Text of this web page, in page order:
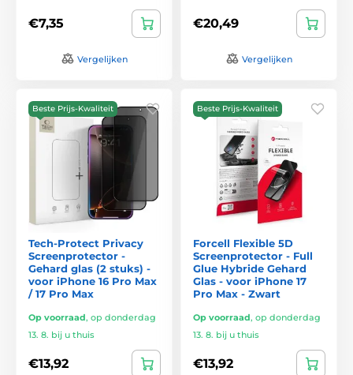
€7,35
Vergelijken
€20,49
Vergelijken
Beste Prijs-Kwaliteit
Tech-Protect Privacy
Screenprotector -
Gehard glas (2 stuks) -
voor iPhone 16 Pro Max
/ 17 Pro Max
Op voorraad, op donderdag
13. 8. bij u thuis
€13,92
Beste Prijs-Kwaliteit
Forcell Flexible 5D
Screenprotector - Full
Glue Hybride Gehard
Glas - voor iPhone 17
Pro Max - Zwart
Op voorraad, op donderdag
13. 8. bij u thuis
€13,92